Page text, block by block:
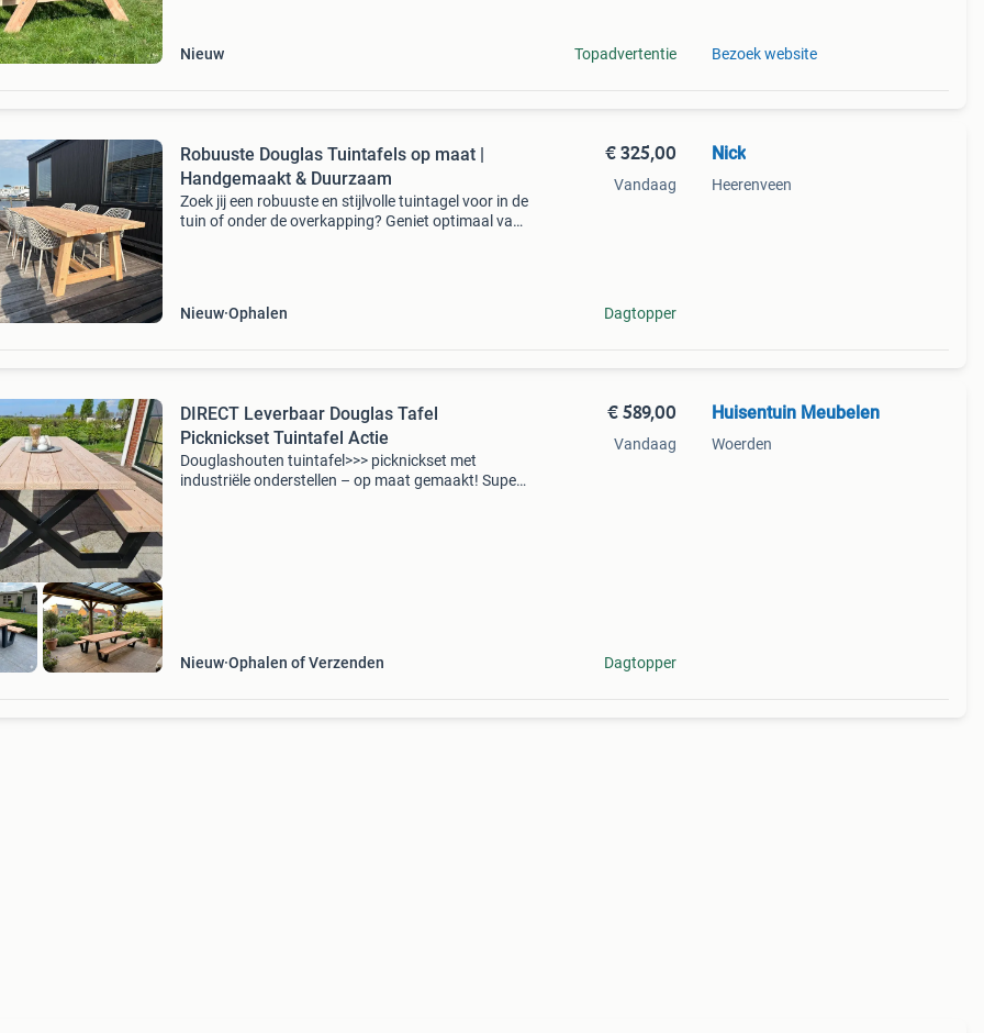
Nieuw
Topadvertentie Bezoek website
Robuuste Douglas Tuintafels op maat |
Handgemaakt & Duurzaam
Zoek jij een robuuste en stijlvolle tuintagel voor in de
tuin of onder de overkapping? Geniet optimaal van
Nieuw Ophalen
€ 325,00
Vandaag
Dagtopper
Nick
Heerenveen
DIRECT Leverbaar Douglas Tafel
Picknickset Tuintafel Actie
Douglashouten tuintafel>>> picknickset met
industriële onderstellen – op maat gemaakt! Super
Nieuw Ophalen of Verzenden
€ 589,00
Vandaag
Dagtopper
Huisentuin Meubelen
Woerden